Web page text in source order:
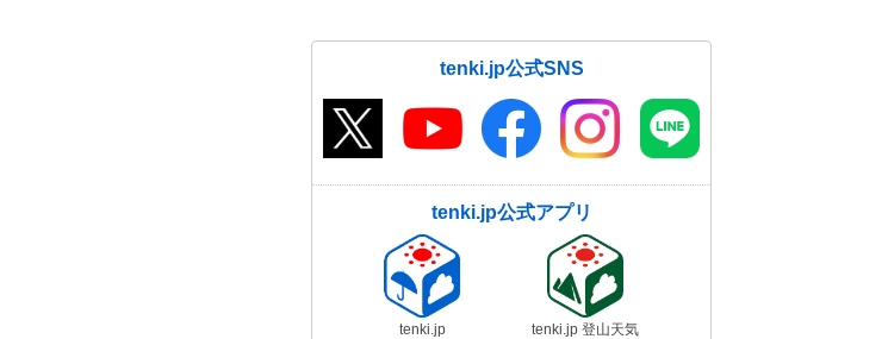
tenki.jp公式SNS
tenki.jp公式アプリ
tenki.jp tenki.jp 登山天気